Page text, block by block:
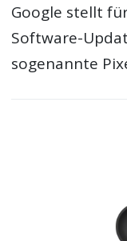
Google stellt
Software-
sogenannte